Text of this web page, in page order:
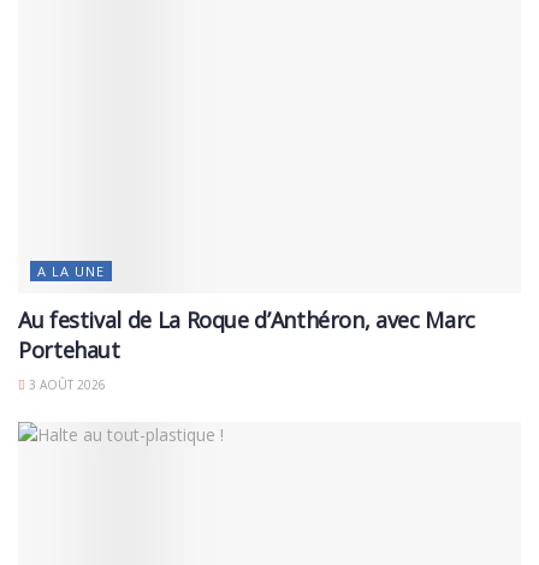
A LA UNE
Au festival de La Roque d’Anthéron, avec Marc
Portehaut
3 AOÛT 2026